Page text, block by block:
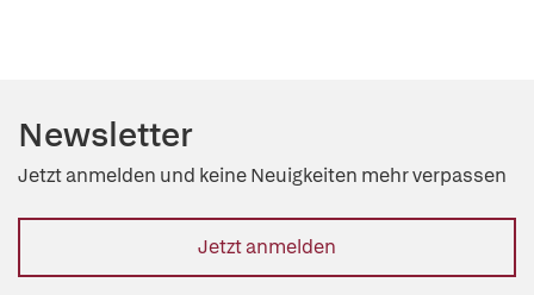
Newsletter
Jetzt anmelden und keine Neuigkeiten mehr verpassen
Jetzt anmelden